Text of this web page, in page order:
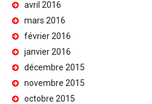
avril 2016
mars 2016
février 2016
janvier 2016
décembre 2015
novembre 2015
octobre 2015